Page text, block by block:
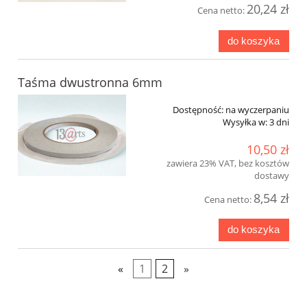
Cena netto: 20,24 zł
do koszyka
Taśma dwustronna 6mm
Dostępność: na wyczerpaniu
Wysyłka w:3 dni
10,50 zł
zawiera 23% VAT, bez kosztów
dostawy
Cena netto: 8,54 zł
do koszyka
« 1 2 »